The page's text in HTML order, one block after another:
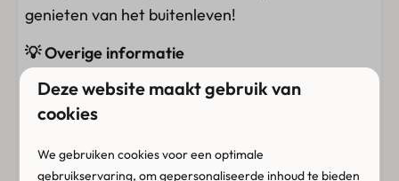
genieten van het buitenleven!
💡 Overige informatie
In deze accommodatie zijn huisdieren
toegestaan. Het is echter verboden om te roken.
(Animatie is er tijdens de Nederlandse
Deze website maakt gebruik van
cookies
We gebruiken cookies voor een optimale
gebruikservaring, om gepersonaliseerde inhoud te bieden